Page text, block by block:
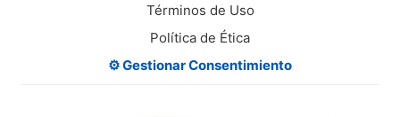
Términos de Uso
Política de Ética
⚙️ Gestionar Consentimiento